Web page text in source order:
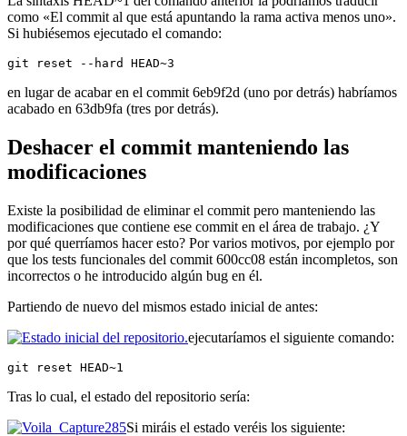
como «El commit al que está apuntando la rama activa menos uno».
Si hubiésemos ejecutado el comando:
git reset --hard HEAD~3
en lugar de acabar en el commit 6eb9f2d (uno por detrás) habríamos
acabado en 63db9fa (tres por detrás).
Deshacer el commit manteniendo las
modificaciones
Existe la posibilidad de eliminar el commit pero manteniendo las
modificaciones que contiene ese commit en el área de trabajo. ¿Y
por qué querríamos hacer esto? Por varios motivos, por ejemplo por
que los tests funcionales del commit 600cc08 están incompletos, son
incorrectos o he introducido algún bug en él.
Partiendo de nuevo del mismos estado inicial de antes:
ejecutaríamos el siguiente comando:
git reset HEAD~1
Tras lo cual, el estado del repositorio sería:
Si miráis el estado veréis los siguiente: